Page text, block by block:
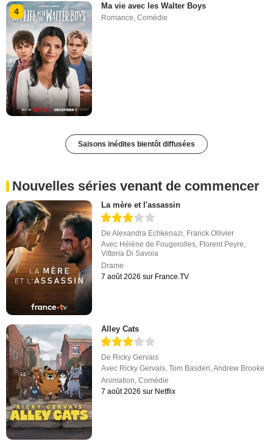
4
Ma vie avec les Walter Boys
Romance ,Comédie
Saisons inédites bientôt diffusées
Nouvelles séries venant de commencer
La mère et l'assassin
DeAlexandra Echkenazi, Franck Ollivier
Avec Hélène de Fougerolles, Florent Peyre,
Vittoria Di Savoia
Drame
7 août 2026 sur France.TV
Alley Cats
De Ricky Gervais
Avec Ricky Gervais,Tom Basden,Andrew Brooke
Animation,Comédie
7 août 2026 sur Netflix